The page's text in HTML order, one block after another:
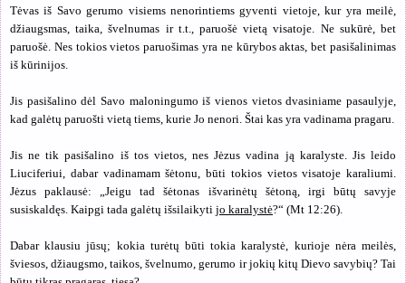
Tėvas iš Savo gerumo visiems nenorintiems gyventi vietoje, kur yra meilė,
džiaugsmas, taika, švelnumas ir t.t., paruošė vietą visatoje. Ne sukūrė, bet
paruošė. Nes tokios vietos paruošimas yra ne kūrybos aktas, bet pasišalinimas
iš kūrinijos.
Jis pasišalino dėl Savo maloningumo iš vienos vietos dvasiniame pasaulyje,
kad galėtų paruošti vietą tiems, kurie Jo nenori. Štai kas yra vadinama pragaru.
Jis ne tik pasišalino iš tos vietos, nes Jėzus vadina ją karalyste. Jis leido
Liuciferiui, dabar vadinamam šėtonu, būti tokios vietos visatoje karaliumi.
Jėzus paklausė: „Jeigu tad šėtonas išvarinėtų šėtoną, irgi būtų savyje
susiskaldęs. Kaipgi tada galėtų išsilaikyti jo karalystė?“ (Mt 12:26).
Dabar klausiu jūsų; kokia turėtų būti tokia karalystė, kurioje nėra meilės,
šviesos, džiaugsmo, taikos, švelnumo, gerumo ir jokių kitų Dievo savybių? Tai